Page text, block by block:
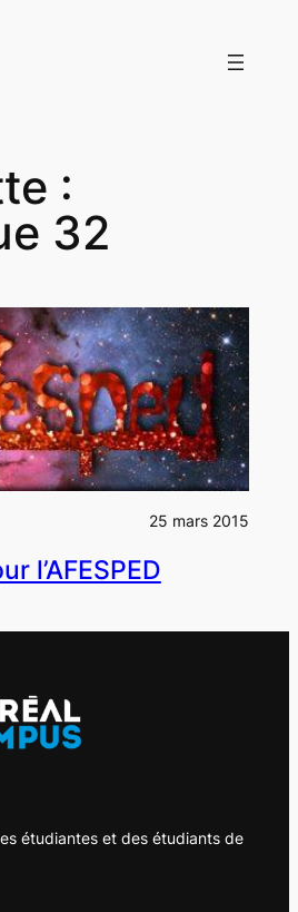
:
32
25 mars 2015
l’AFESPED
étudiantes et des étudiants de